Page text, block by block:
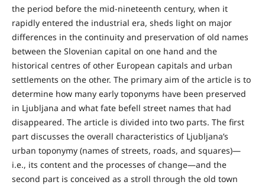
the period before the mid-nineteenth century, when it
rapidly entered the industrial era, sheds light on major
differences in the continuity and preservation of old names
between the Slovenian capital on one hand and the
historical centres of other European capitals and urban
settlements on the other. The primary aim of the article is to
determine how many early toponyms have been preserved
in Ljubljana and what fate befell street names that had
disappeared. The article is divided into two parts. The first
part discusses the overall characteristics of Ljubljana’s
urban toponymy (names of streets, roads, and squares)—
i.e., its content and the processes of change—and the
second part is conceived as a stroll through the old town